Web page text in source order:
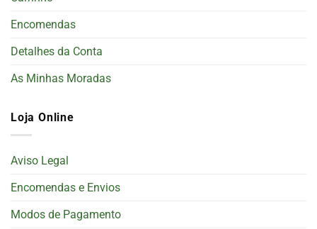
Encomendas
Detalhes da Conta
As Minhas Moradas
Loja Online
Aviso Legal
Encomendas e Envios
Modos de Pagamento